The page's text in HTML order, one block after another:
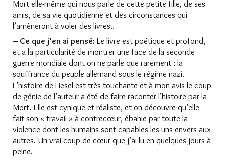
Mort elle-même qui nous parle de cette petite fille, de ses
amis, de sa vie quotidienne et des circonstances qui
l’amèneront à voler des livres..
– Ce que j’en ai pensé: Le livre est poétique et profond,
et a la particularité de montrer une face de la seconde
guerre mondiale dont on ne parle que rarement : la
souffrance du peuple allemand sous le régime nazi.
L’histoire de Liesel est très touchante et à mon avis le coup
de génie de l’auteur a été de faire raconter l’histoire par la
Mort. Elle est cynique et réaliste, et on découvre qu’elle
fait son « travail » à contrecœur, ébahie par toute la
violence dont les humains sont capables les uns envers aux
autres. Un vrai coup de cœur que j’ai lu en quelques jours à
peine.